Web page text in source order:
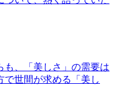
も、「美しさ」の需要は
で世間が求める「美し